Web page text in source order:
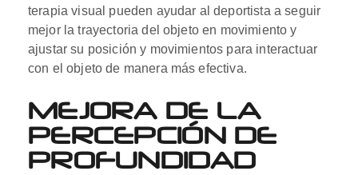
terapia visual pueden ayudar al deportista a seguir
mejor la trayectoria del objeto en movimiento y
ajustar su posición y movimientos para interactuar
con el objeto de manera más efectiva.
MEJORA DE LA
PERCEPCIÓN DE
PROFUNDIDAD